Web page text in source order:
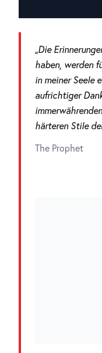
„Die
haben, werden
in meiner Seele
aufrichtiger
härteren Stile
The Prophet